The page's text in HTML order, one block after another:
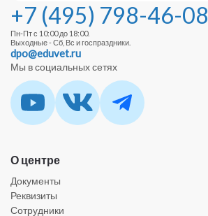
+7 (495) 798-46-08
Пн-Пт с 10:00 до 18:00.
Выходные - Сб, Вс и госпраздники.
dpo@eduvet.ru
Мы в социальных сетях
О центре
Документы
Реквизиты
Сотрудники